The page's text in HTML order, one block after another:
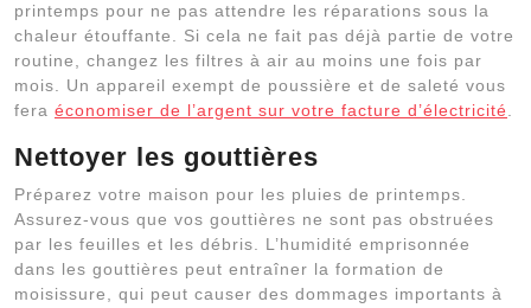
printemps pour ne pas attendre les réparations sous la
chaleur étouffante. Si cela ne fait pas déjà partie de votre
routine, changez les filtres à air au moins une fois par
mois. Un appareil exempt de poussière et de saleté vous
fera économiser de l’argent sur votre facture d’électricité.
Nettoyer les gouttières
Préparez votre maison pour les pluies de printemps.
Assurez-vous que vos gouttières ne sont pas obstruées
par les feuilles et les débris. L’humidité emprisonnée
dans les gouttières peut entraîner la formation de
moisissure, qui peut causer des dommages importants à